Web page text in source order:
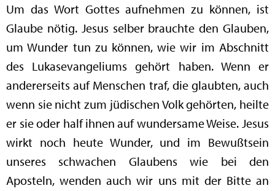
Um das Wort Gottes aufnehmen zu können, ist
Glaube nötig. Jesus selber brauchte den Glauben,
um Wunder tun zu können, wie wir im Abschnitt
des Lukasevangeliums gehört haben. Wenn er
andererseits auf Menschen traf, die glaubten, auch
wenn sie nicht zum jüdischen Volk gehörten, heilte
er sie oder half ihnen auf wundersame Weise. Jesus
wirkt noch heute Wunder, und im Bewußtsein
unseres schwachen Glaubens wie bei den
Aposteln, wenden auch wir uns mit der Bitte an